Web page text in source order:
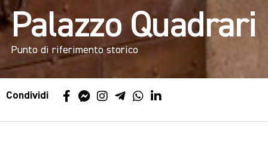
Palazzo Quadrari
Punto di riferimento storico
Condividi